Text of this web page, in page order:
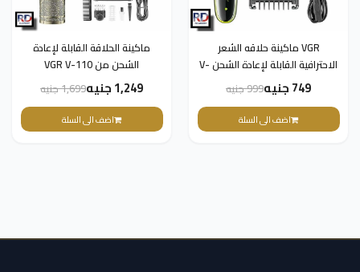
VGR ماكينة حلاقه الشعر
الاحترافية القابلة لإعادة الشحن V-
017
749 جنيه 999 جنيه
اضف الى السلة
ماكينة الحلاقة القابلة لإعادة
الشحن من VGR V-110
1,249 جنيه 1,699 جنيه
اضف الى السلة